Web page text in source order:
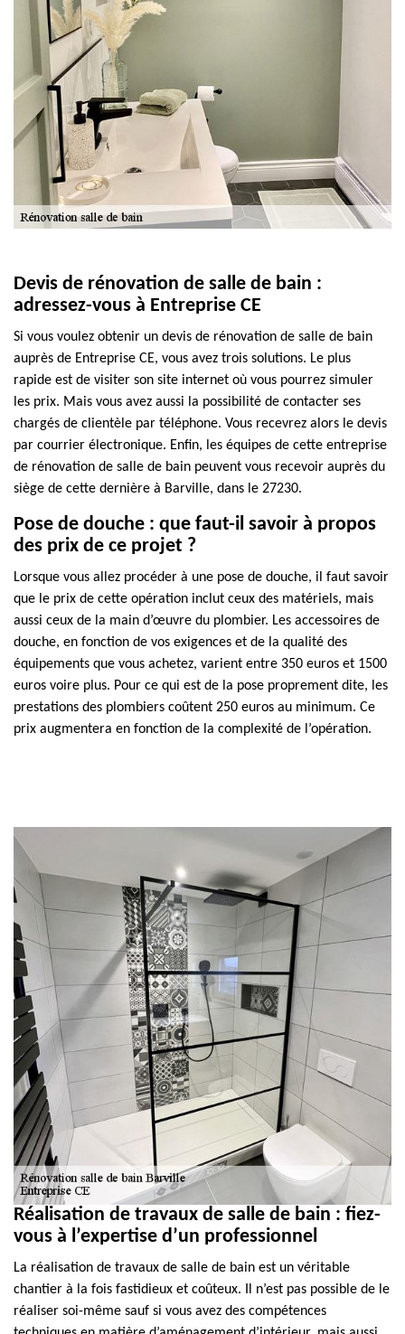
Devis de rénovation de salle de bain :
adressez-vous à Entreprise CE
Si vous voulez obtenir un devis de rénovation de salle de bain
auprès de Entreprise CE, vous avez trois solutions. Le plus
rapide est de visiter son site internet où vous pourrez simuler
les prix. Mais vous avez aussi la possibilité de contacter ses
chargés de clientèle par téléphone. Vous recevrez alors le devis
par courrier électronique. Enfin, les équipes de cette entreprise
de rénovation de salle de bain peuvent vous recevoir auprès du
siège de cette dernière à Barville, dans le 27230.
Pose de douche : que faut-il savoir à propos
des prix de ce projet ?
Lorsque vous allez procéder à une pose de douche, il faut savoir
que le prix de cette opération inclut ceux des matériels, mais
aussi ceux de la main d’œuvre du plombier. Les accessoires de
douche, en fonction de vos exigences et de la qualité des
équipements que vous achetez, varient entre 350 euros et 1500
euros voire plus. Pour ce qui est de la pose proprement dite, les
prestations des plombiers coûtent 250 euros au minimum. Ce
prix augmentera en fonction de la complexité de l’opération.
Réalisation de travaux de salle de bain : fiez-
vous à l’expertise d’un professionnel
La réalisation de travaux de salle de bain est un véritable
chantier à la fois fastidieux et coûteux. Il n’est pas possible de le
réaliser soi-même sauf si vous avez des compétences